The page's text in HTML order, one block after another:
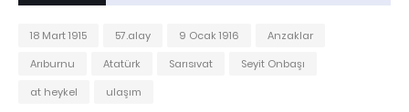
18 Mart 1915 57.alay 9 Ocak 1916
Anzaklar
Arıburnu
Atatürk Sarısıvat
Seyit Onbaşı
at heykel
ulaşım